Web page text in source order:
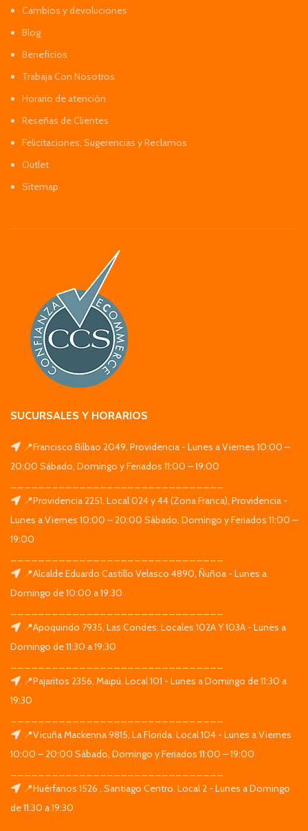
Cambios y devoluciones
Blog
Beneficios
Trabaja Con Nosotros
Horario de atención
Reseñas de Clientes
Felicitaciones, Sugerencias y Reclamos
Outlet
Sitemap
SUCURSALES Y HORARIOS
📍Francisco Bilbao 2049, Providencia - Lunes a Viernes 10:00 –
20:00 Sábado, Domingo y Feriados 11:00 – 19:00
📍Providencia 2251. Local 024 y 44 (Zona Franca), Providencia -
Lunes a Viernes 10:00 – 20:00 Sábado, Domingo y Feriados 11:00 –
19:00
📍Alcalde Eduardo Castillo Velasco 4890, Ñuñoa - Lunes a
Domingo de 10:00 a 19:30
📍Apoquindo 7935, Las Condes. Locales 102A Y 103A - Lunes a
Domingo de 11:30 a 19:30
📍Pajaritos 2356, Maipú. Local 101 - Lunes a Domingo de 11:30 a
19:30
📍Vicuña Mackenna 9815, La Florida. Local 104 - Lunes a Viernes
10:00 – 20:00 Sábado, Domingo y Feriados 11:00 – 19:00
📍Huérfanos 1526 , Santiago Centro. Local 2 - Lunes a Domingo
de 11:30 a 19:30